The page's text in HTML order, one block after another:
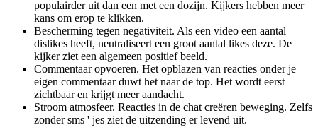
populairder uit dan een met een dozijn. Kijkers hebben meer
kans om erop te klikken.
Bescherming tegen negativiteit. Als een video een aantal
dislikes heeft, neutraliseert een groot aantal likes deze. De
kijker ziet een algemeen positief beeld.
Commentaar opvoeren. Het opblazen van reacties onder je
eigen commentaar duwt het naar de top. Het wordt eerst
zichtbaar en krijgt meer aandacht.
Stroom atmosfeer. Reacties in de chat creëren beweging. Zelfs
zonder sms ' jes ziet de uitzending er levend uit.